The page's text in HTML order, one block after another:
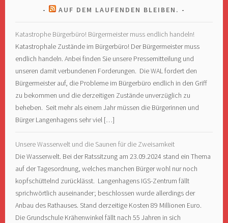
AUF DEM LAUFENDEN BLEIBEN.
Katastrophe Bürgerbüro! Bürgermeister muss endlich handeln!
Katastrophale Zustände im Bürgerbüro! Der Bürgermeister muss
endlich handeln. Anbei finden Sie unsere Pressemitteilung und
unseren damit verbundenen Forderungen. Die WAL fordert den
Bürgermeister auf, die Probleme im Bürgerbüro endlich in den Griff
zu bekommen und die derzeitigen Zustände unverzüglich zu
beheben. Seit mehr als einem Jahr müssen die Bürgerinnen und
Bürger Langenhagens sehr viel […]
Unsere Wasserwelt und die Saunen für die Zweisamkeit
Die Wasserwelt. Bei der Ratssitzung am 23.09.2024 stand ein Thema
auf der Tagesordnung, welches manchen Bürger wohl nur noch
kopfschüttelnd zurücklässt. Langenhagens IGS-Zentrum fällt
sprichwörtlich auseinander; beschlossen wurde allerdings der
Anbau des Rathauses. Stand derzeitige Kosten 89 Millionen Euro.
Die Grundschule Krähenwinkel fällt nach 55 Jahren in sich